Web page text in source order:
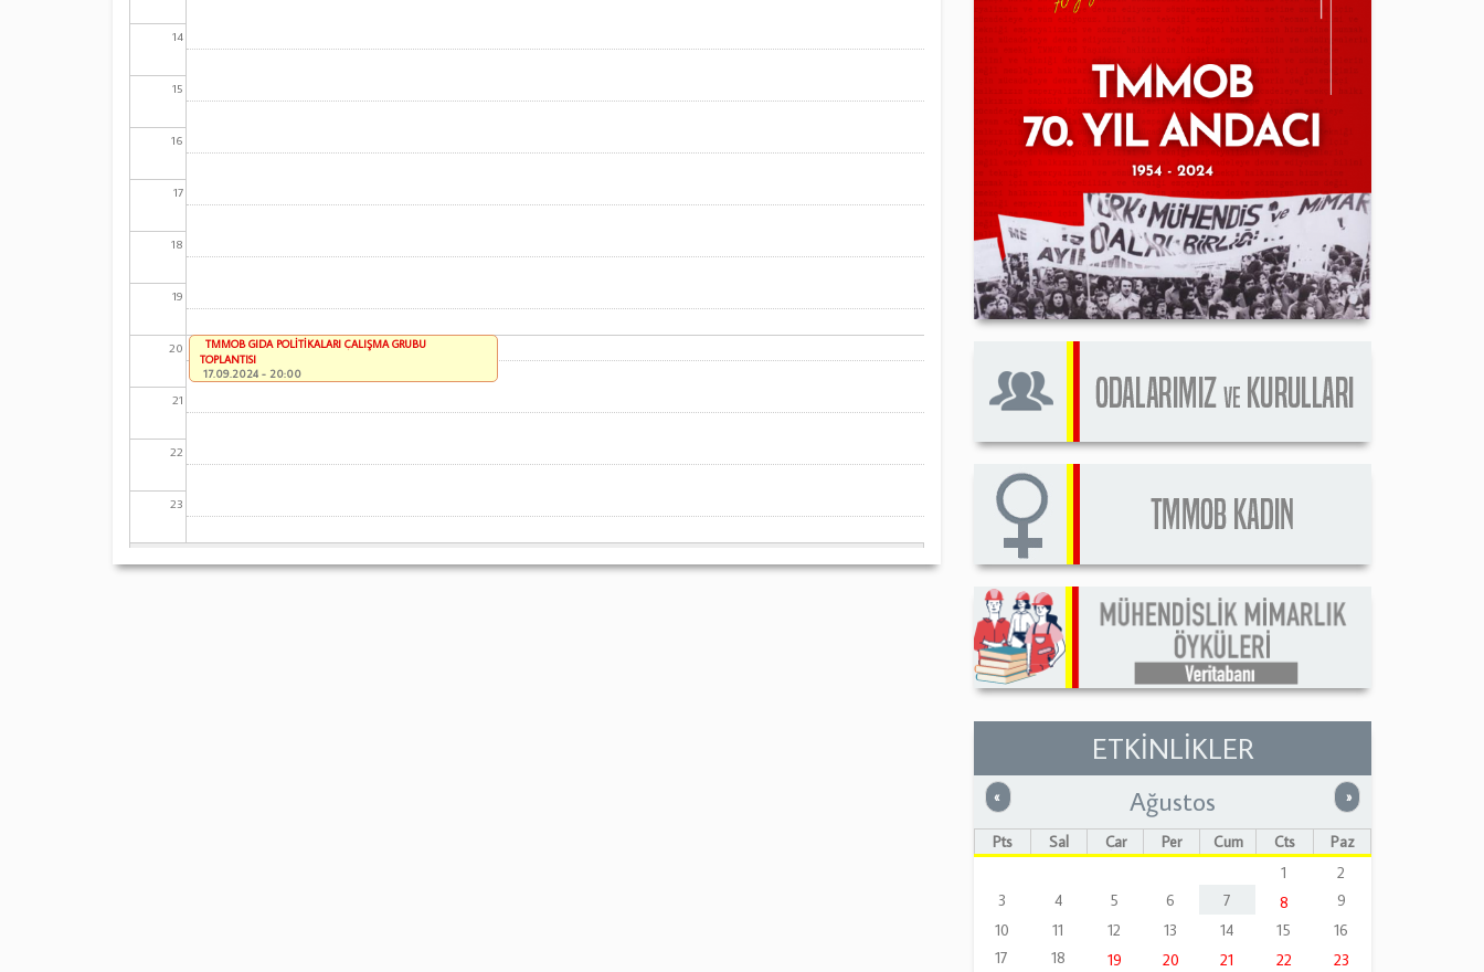
14
15
16
17
18
19
20
21
22
23
TMMOB GIDA POLİTİKALARI ÇALIŞMA GRUBU
TOPLANTISI
17.09.2024 - 20:00
ETKİNLİKLER
« Önceki »Sonraki
Ağustos
Pts Sal Çar Per Cum Cts
Paz
1
2
3
4 5 6 7 8
9
10
11 12 13 14 15
16
17
18 19 20 21 22
23